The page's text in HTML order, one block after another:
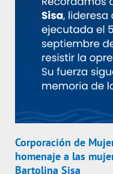
Corporación de
homenaje a las
Bartolina Sisa